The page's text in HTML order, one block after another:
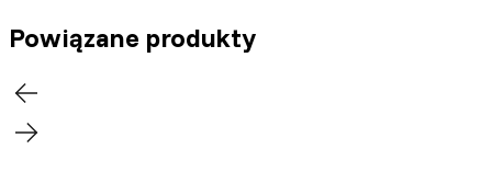
Powiązane produkty